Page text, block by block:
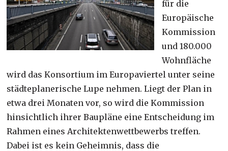
für die
Europäische
Kommission
und 180.000
Wohnfläche
wird das Konsortium im Europaviertel unter seine
städteplanerische Lupe nehmen. Liegt der Plan in
etwa drei Monaten vor, so wird die Kommission
hinsichtlich ihrer Baupläne eine Entscheidung im
Rahmen eines Architektenwettbewerbs treffen.
Dabei ist es kein Geheimnis, dass die